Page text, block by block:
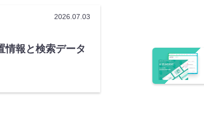
2026.07.03
情報と検索データ